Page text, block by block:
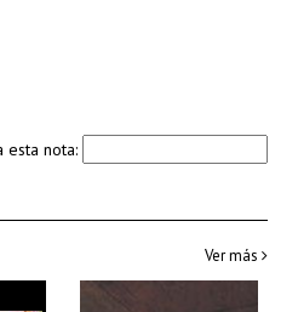
esta nota:
Ver más